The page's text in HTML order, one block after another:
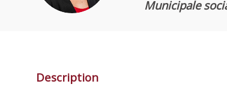
Municipale
Description